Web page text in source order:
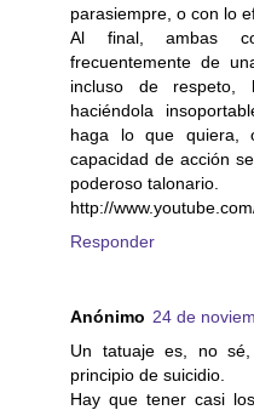
parasiempre, o con lo
Al final, ambas
frecuentemente de
incluso de respeto,
haciéndola
haga lo que
capacidad de acción
poderoso talonario.
http://
Responder
Anónimo 24 de
Un tatuaje es, no
principio de suicidio.
Hay que tener casi